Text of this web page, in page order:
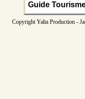
Guide
Copyright Yalta Production -